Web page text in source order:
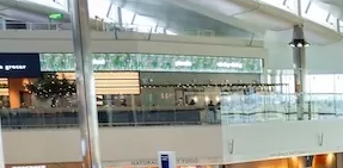
Cancelación de vuelo por
Normativa